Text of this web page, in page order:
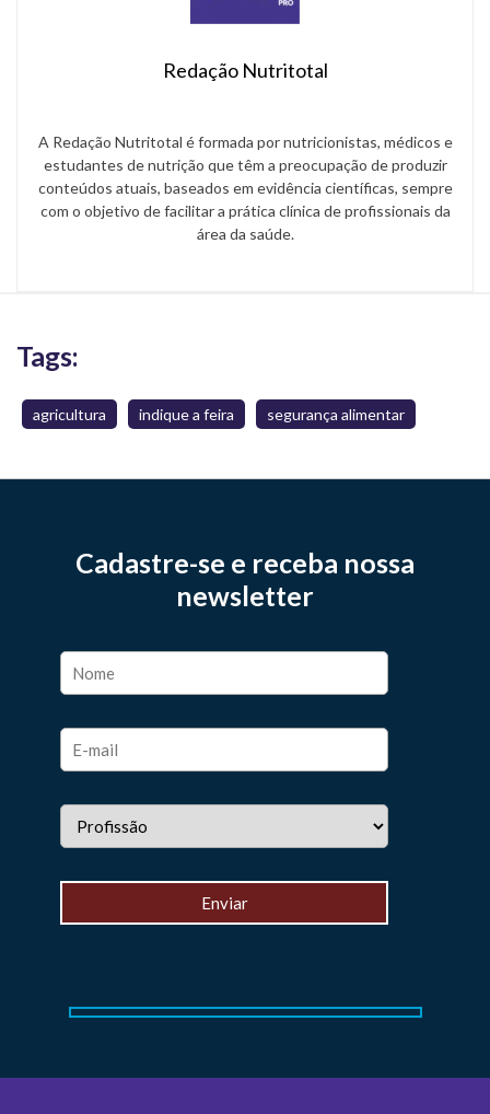
Redação Nutritotal
A Redação Nutritotal é formada por nutricionistas, médicos e
estudantes de nutrição que têm a preocupação de produzir
conteúdos atuais, baseados em evidência científicas, sempre
com o objetivo de facilitar a prática clínica de profissionais da
área da saúde.
Tags:
agricultura indique a feira segurança alimentar
Cadastre-se e receba nossa
newsletter